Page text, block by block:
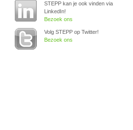
STEPP kan je ook vinden via
LinkedIn!
Bezoek ons
Volg STEPP op Twitter!
Bezoek ons